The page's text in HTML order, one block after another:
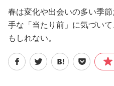
春は変化や出会いの多い季
手な「当たり前」に気づい
もしれない。